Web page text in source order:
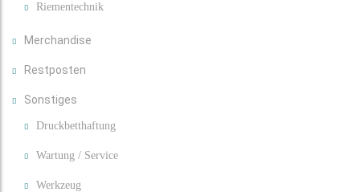
Riementechnik
Merchandise
Restposten
Sonstiges
Druckbetthaftung
Wartung / Service
Werkzeug